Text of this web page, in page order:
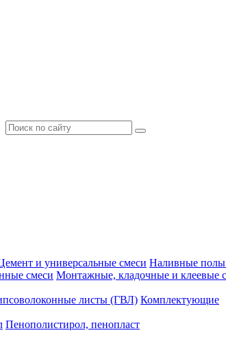
и универсальные смеси Наливные полы
смеси Монтажные, кладочные и клеевые
листы (ГВЛ) Комплектующие
Пенополистирол, пенопласт